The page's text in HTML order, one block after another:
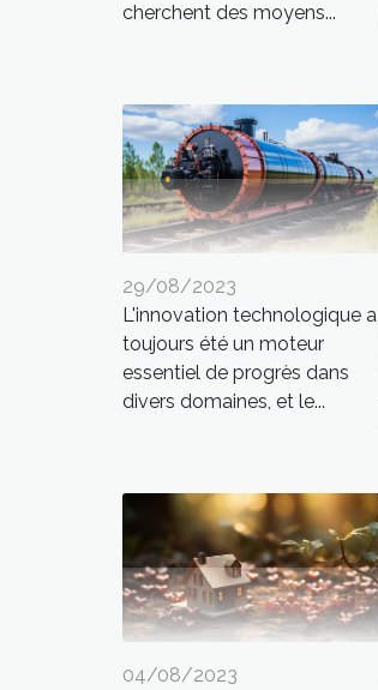
cherchent des moyens...
29/08/2023
L'innovation technologique a
toujours été un moteur
essentiel de progrès dans
divers domaines, et le...
04/08/2023